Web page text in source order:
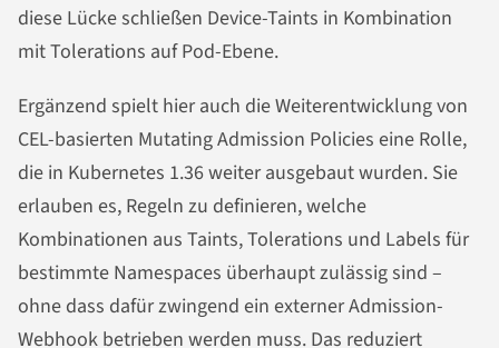
diese Lücke schließen Device-Taints in Kombination
mit Tolerations auf Pod-Ebene.
Ergänzend spielt hier auch die Weiterentwicklung von
CEL-basierten Mutating Admission Policies eine Rolle,
die in Kubernetes 1.36 weiter ausgebaut wurden. Sie
erlauben es, Regeln zu definieren, welche
Kombinationen aus Taints, Tolerations und Labels für
bestimmte Namespaces überhaupt zulässig sind –
ohne dass dafür zwingend ein externer Admission-
Webhook betrieben werden muss. Das reduziert